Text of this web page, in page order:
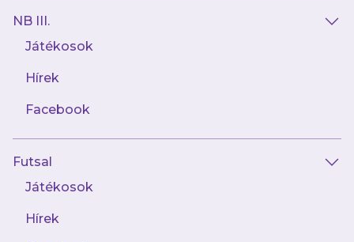
NB III.
Játékosok
Hírek
Facebook
Futsal
Játékosok
Hírek
2025.06.26
Ilyen volt U19-es lányaink idénye